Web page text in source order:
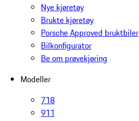
Nye kjøretøy
Brukte kjøretøy
Porsche Approved bruktbiler
Bilkonfigurator
Be om prøvekjøring
Modeller
718
911